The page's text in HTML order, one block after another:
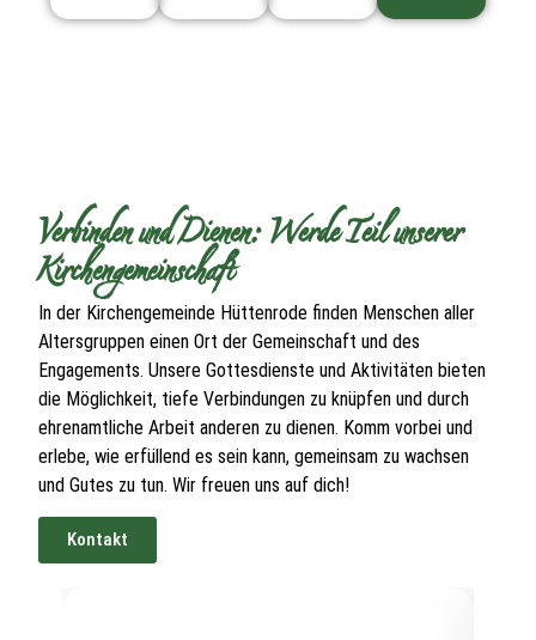
Verbinden und Dienen: Werde Teil unserer
Kirchengemeinschaft
In der Kirchengemeinde Hüttenrode finden Menschen aller
Altersgruppen einen Ort der Gemeinschaft und des
Engagements. Unsere Gottesdienste und Aktivitäten bieten
die Möglichkeit, tiefe Verbindungen zu knüpfen und durch
ehrenamtliche Arbeit anderen zu dienen. Komm vorbei und
erlebe, wie erfüllend es sein kann, gemeinsam zu wachsen
und Gutes zu tun. Wir freuen uns auf dich!
Kontakt